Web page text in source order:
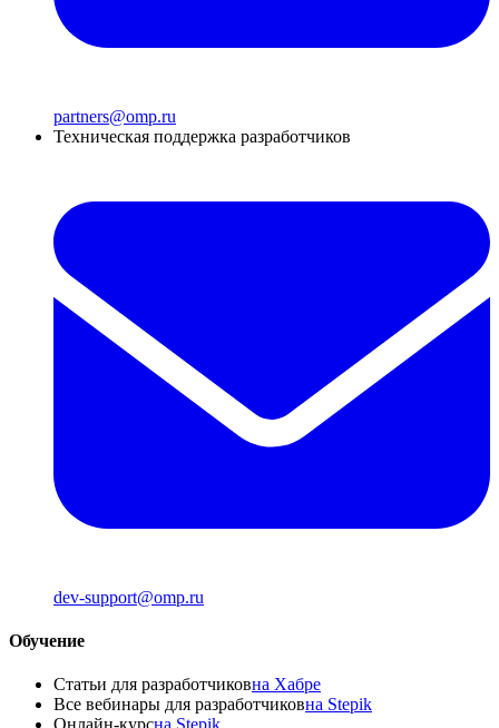
partners@omp.ru
Техническая поддержка разработчиков
dev-support@omp.ru
Обучение
Статьи для разработчиковна Хабре
Все вебинары для разработчиковна Stepik